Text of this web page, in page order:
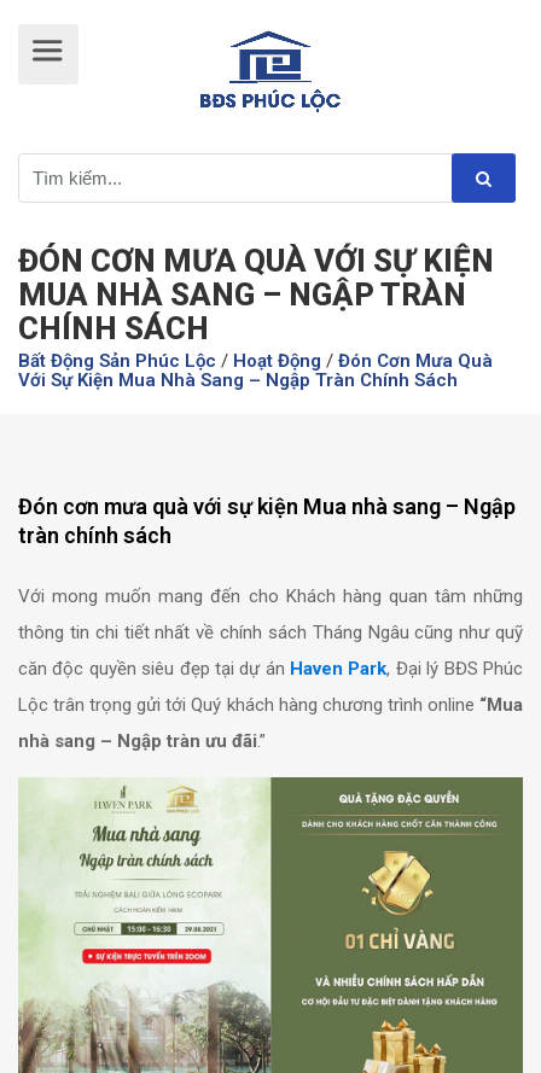
ĐÓN CƠN MƯA QUÀ VỚI SỰ KIỆN
MUA NHÀ SANG – NGẬP TRÀN
CHÍNH SÁCH
Bất Động Sản Phúc Lộc / Hoạt Động / Đón Cơn Mưa Quà
Với Sự Kiện Mua Nhà Sang – Ngập Tràn Chính Sách
Đón cơn mưa quà với sự kiện Mua nhà sang – Ngập
tràn chính sách
Với mong muốn mang đến cho Khách hàng quan tâm những
thông tin chi tiết nhất về chính sách Tháng Ngâu cũng như quỹ
căn độc quyền siêu đẹp tại dự án Haven Park, Đại lý BĐS Phúc
Lộc trân trọng gửi tới Quý khách hàng chương trình online “Mua
nhà sang – Ngập tràn ưu đãi.”